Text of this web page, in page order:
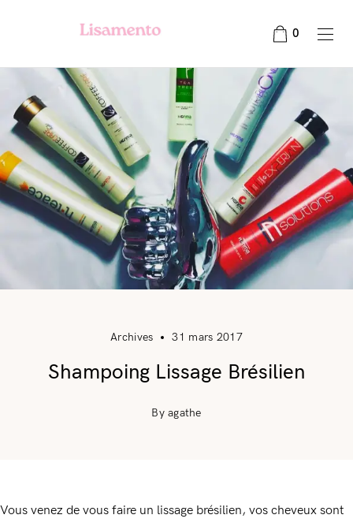
0
Archives 31 mars 2017
Shampoing Lissage Brésilien
By agathe
Vous venez de vous faire un lissage brésilien, vos cheveux sont